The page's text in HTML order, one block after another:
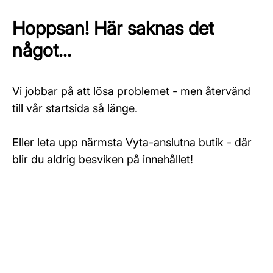
Hoppsan! Här saknas det
något...
Vi jobbar på att lösa problemet - men återvänd
till vår startsida så länge.
Eller leta upp närmsta Vyta-anslutna butik - där
blir du aldrig besviken på innehållet!